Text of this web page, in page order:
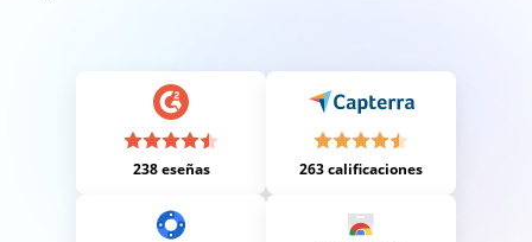
238 eseñas 263 calificaciones